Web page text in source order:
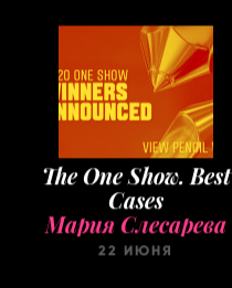
The One Show. Best
Cases
Мария Слесарева
22 ИЮНЯ